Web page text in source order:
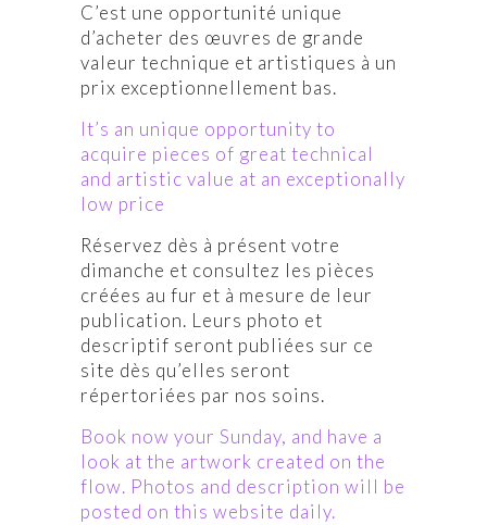
C’est une opportunité unique
d’acheter des œuvres de grande
valeur technique et artistiques à un
prix exceptionnellement bas.
It’s an unique opportunity to
acquire pieces of great technical
and artistic value at an exceptionally
low price
Réservez dès à présent votre
dimanche et consultez les pièces
créées au fur et à mesure de leur
publication. Leurs photo et
descriptif seront publiées sur ce
site dès qu’elles seront
répertoriées par nos soins.
Book now your Sunday, and have a
look at the artwork created on the
flow. Photos and description will be
posted on this website daily.